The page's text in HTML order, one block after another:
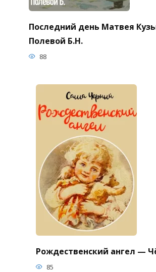
Последний день Матвея
Полевой Б.Н.
88
Рождественский ангел —
85